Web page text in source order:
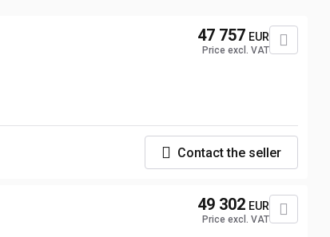
47 757 EUR
Price excl. VAT
Contact the seller
49 302 EUR
Price excl. VAT